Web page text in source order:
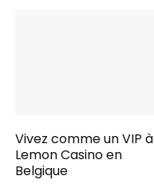
Vivez comme un VIP à
Lemon Casino en
Belgique